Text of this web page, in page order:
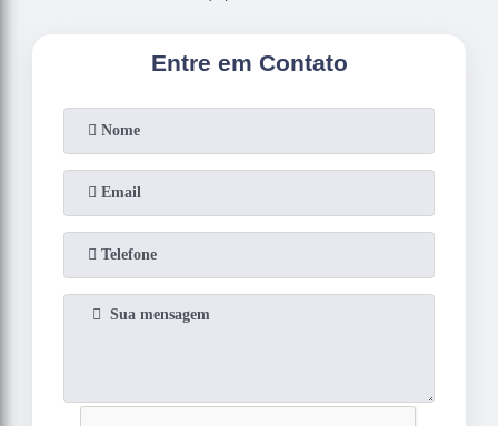
Entre em Contato